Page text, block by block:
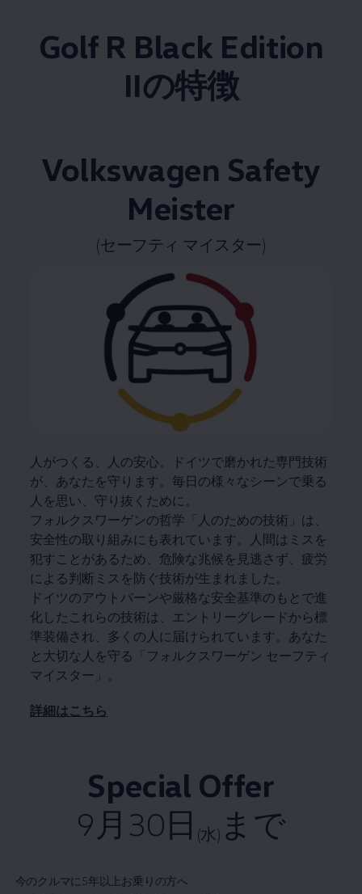
Golf R Black Edition
IIの特徴
Volkswagen Safety
Meister
(セーフティ マイスター)
人がつくる、人の安心。ドイツで磨かれた専門技術
が、あなたを守ります。毎日の様々なシーンで乗る
人を思い、守り抜くために。
フォルクスワーゲンの哲学「人のための技術」は、
安全性の取り組みにも表れています。人間はミスを
犯すことがあるため、危険な兆候を見逃さず、疲労
による判断ミスを防ぐ技術が生まれました。
ドイツのアウトバーンや厳格な安全基準のもとで進
化したこれらの技術は、エントリーグレードから標
準装備され、多くの人に届けられています。あなた
と大切な人を守る「フォルクスワーゲン セーフティ
マイスター」。
詳細はこちら
Special Offer
9月30日 (水) まで
今のクルマに5年以上お乗りの方へ